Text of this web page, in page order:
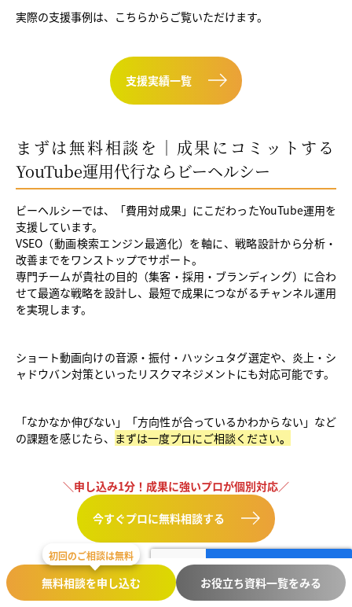
実際の支援事例は、こちらからご覧いただけます。
支援実績一覧
まずは無料相談を｜成果にコミットする
YouTube運用代行ならビーヘルシー
ビーヘルシーでは、「費用対成果」にこだわったYouTube運用を
支援しています。
VSEO（動画検索エンジン最適化）を軸に、戦略設計から分析・
改善までをワンストップでサポート。
専門チームが貴社の目的（集客・採用・ブランディング）に合わ
せて最適な戦略を設計し、最短で成果につながるチャンネル運用
を実現します。
ショート動画向けの音源・振付・ハッシュタグ選定や、炎上・シ
ャドウバン対策といったリスクマネジメントにも対応可能です。
「なかなか伸びない」「方向性が合っているかわからない」など
の課題を感じたら、 まずは一度プロにご相談ください。
＼申し込み1分！成果に強いプロが個別対応／
今すぐプロに無料相談する
参考記事：AI時代のセルフブランディング入門｜パーソナルブラ
ンディングであなたの価値を最大化 | PRESNS
無料相談を申し込む
初回のご相談は無料
お役立ち資料一覧をみる